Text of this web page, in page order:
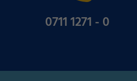
0711 1271 - 0